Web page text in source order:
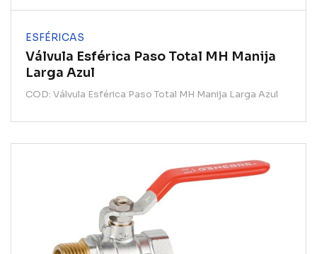
ESFÉRICAS
Válvula Esférica Paso Total MH Manija
Larga Azul
COD: Válvula Esférica Paso Total MH Manija Larga Azul